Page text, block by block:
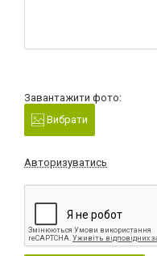
Завантажити фото:
Вибрати
Авторизуватись